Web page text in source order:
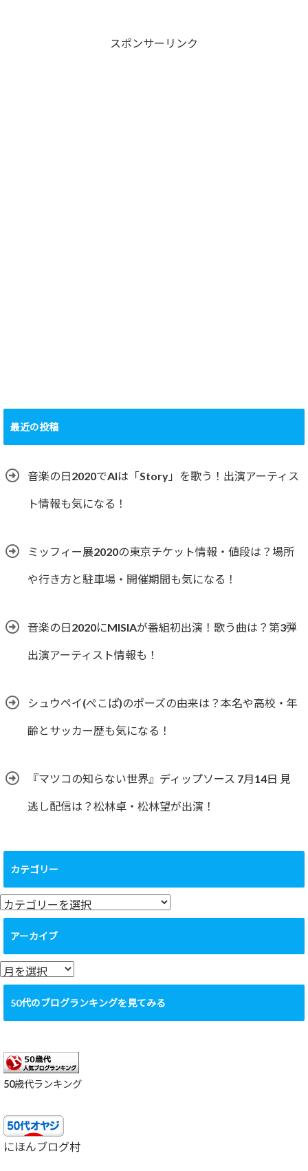
スポンサーリンク
最近の投稿
音楽の日2020でAIは「Story」を歌う！出演アーティス
ト情報も気になる！
ミッフィー展2020の東京チケット情報・値段は？場所
や行き方と駐車場・開催期間も気になる！
音楽の日2020にMISIAが番組初出演！歌う曲は？第3弾
出演アーティスト情報も！
シュウペイ(ぺこぱ)のポーズの由来は？本名や高校・年
齢とサッカー歴も気になる！
『マツコの知らない世界』ディップソース 7月14日 見
逃し配信は？松林卓・松林望が出演！
カテゴリー
カ
テ
リ
ー
アーカイブ
ア
ー
イ
50代のブログランキングを見てみる
50歳代ランキング
にほんブログ村